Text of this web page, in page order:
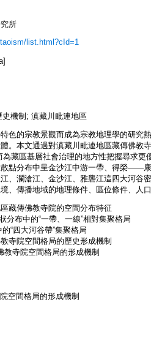
所
list.html?cId=1
機制; 滇藏川毗連地區
色的宗教景觀而成為宗教地理學的研究
。本文通過對滇藏川毗連地區藏傳佛教
藏區基層社會治理的地方性把握尋求
點分布中呈金沙江中游一帶、得榮——
、瀾滄江、金沙江、雅礱江這四大河谷
、傳播地域的地理條件、區位條件、人
藏傳佛教寺院的空間分布特征
分布中的“一帶、一線”相對集聚格局
“四大河谷帶”集聚格局
寺院空間格局的歷史形成機制
寺院空間格局的形成機制
空間格局的形成機制